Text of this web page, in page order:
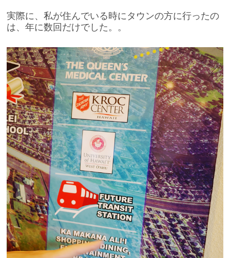
実際に、私が住んでいる時にタウンの方に行ったの
は、年に数回だけでした。。